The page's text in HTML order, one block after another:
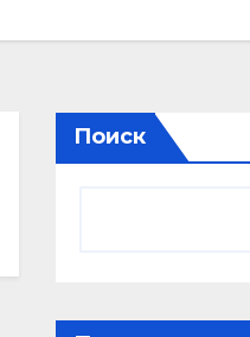
Поиск